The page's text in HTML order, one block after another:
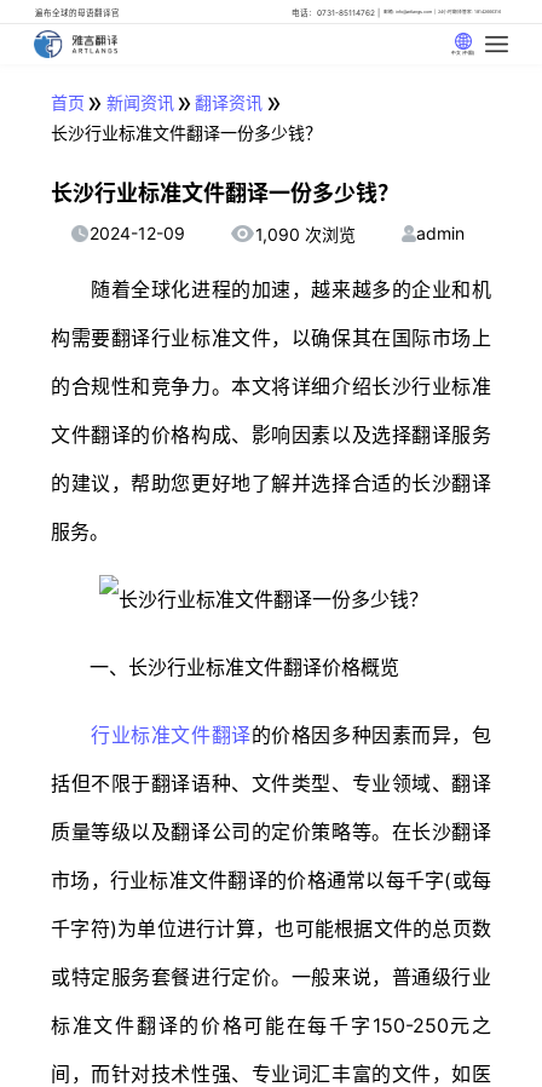
遍布全球的母语翻译官 电话：0731-85114762 邮箱: info@artlangs.com 24小时翻译管家: 18142666316
中文 (中国)
首页 » 新闻资讯» 翻译资讯 »
长沙行业标准文件翻译一份多少钱？
长沙行业标准文件翻译一份多少钱？
2024-12-09 1,090 次浏览 admin
随着全球化进程的加速，越来越多的企业和机
构需要翻译行业标准文件，以确保其在国际市场上
的合规性和竞争力。本文将详细介绍长沙行业标准
文件翻译的价格构成、影响因素以及选择翻译服务
的建议，帮助您更好地了解并选择合适的长沙翻译
服务。
一、长沙行业标准文件翻译价格概览
行业标准文件翻译的价格因多种因素而异，包
括但不限于翻译语种、文件类型、专业领域、翻译
质量等级以及翻译公司的定价策略等。在长沙翻译
市场，行业标准文件翻译的价格通常以每千字(或每
千字符)为单位进行计算，也可能根据文件的总页数
或特定服务套餐进行定价。一般来说，普通级行业
标准文件翻译的价格可能在每千字150-250元之
间，而针对技术性强、专业词汇丰富的文件，如医